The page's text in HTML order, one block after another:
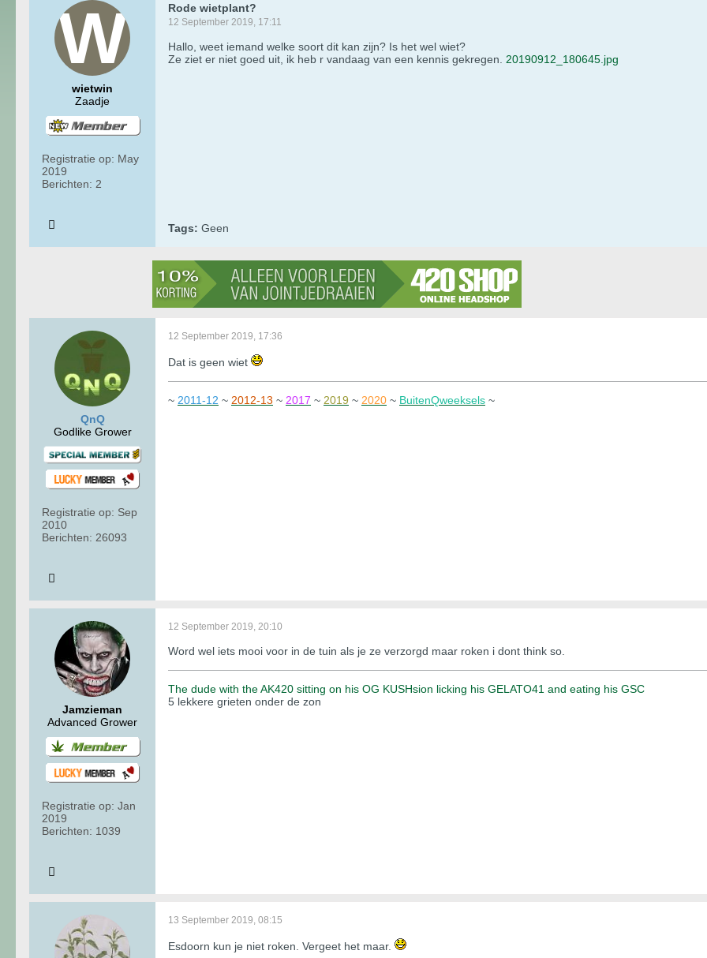
wietwin
Zaadje
Registratie op: May
2019
Berichten: 2
Rode wietplant?
12 September 2019, 17:11
Hallo, weet iemand welke soort dit kan zijn? Is het wel wiet?
Ze ziet er niet goed uit, ik heb r vandaag van een kennis gekregen. 20190912_180645.jpg
Tags: Geen
QnQ
Godlike Grower
Registratie op: Sep
2010
Berichten: 26093
12 September 2019, 17:36
Dat is geen wiet
~ 2011-12 ~ 2012-13 ~ 2017 ~ 2019 ~ 2020 ~ BuitenQweeksels ~
Jamzieman
Advanced Grower
Registratie op: Jan
2019
Berichten: 1039
12 September 2019, 20:10
Word wel iets mooi voor in de tuin als je ze verzorgd maar roken i dont think so.
The dude with the AK420 sitting on his OG KUSHsion licking his GELATO41 and eating his GSC
5 lekkere grieten onder de zon
13 September 2019, 08:15
Esdoorn kun je niet roken. Vergeet het maar.